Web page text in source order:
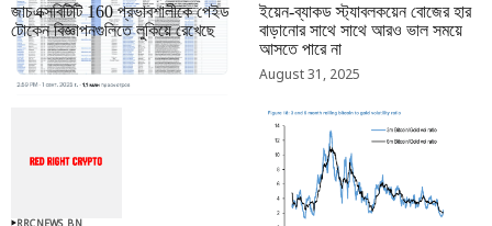
জাচএক্সবিটিটি 160 প্রভাবশালীকে পেইড
টোকেন বিজ্ঞাপনগুলিতে লুকিয়ে রেখেছে
September 01, 2025
ইয়েন-ব্যাকড স্ট্যাবলকয়েন বোজের হার
বাড়ানোর সাথে সাথে আরও ভাল সময়ে
আসতে পারে না
August 31, 2025
RRCNEWS_BN RRCNEWS_BN